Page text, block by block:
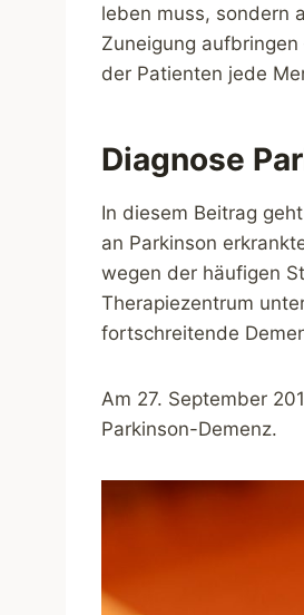
leben muss, sondern
Zuneigung
der Patienten jede
Diagnose
In diesem Beitrag
an Parkinson
wegen der häufigen
Therapiezentrum
fortschreitende
Am 27. September
Parkinson-Demenz.